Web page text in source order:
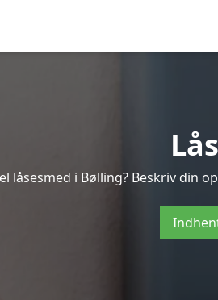
låsesmed i Bølling? Beskriv din